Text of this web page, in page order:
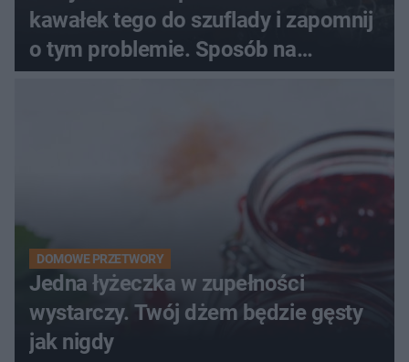
kawałek tego do szuflady i zapomnij
o tym problemie. Sposób na
pociemniałą biżuterię
DOMOWE PRZETWORY
Jedna łyżeczka w zupełności
wystarczy. Twój dżem będzie gęsty
jak nigdy